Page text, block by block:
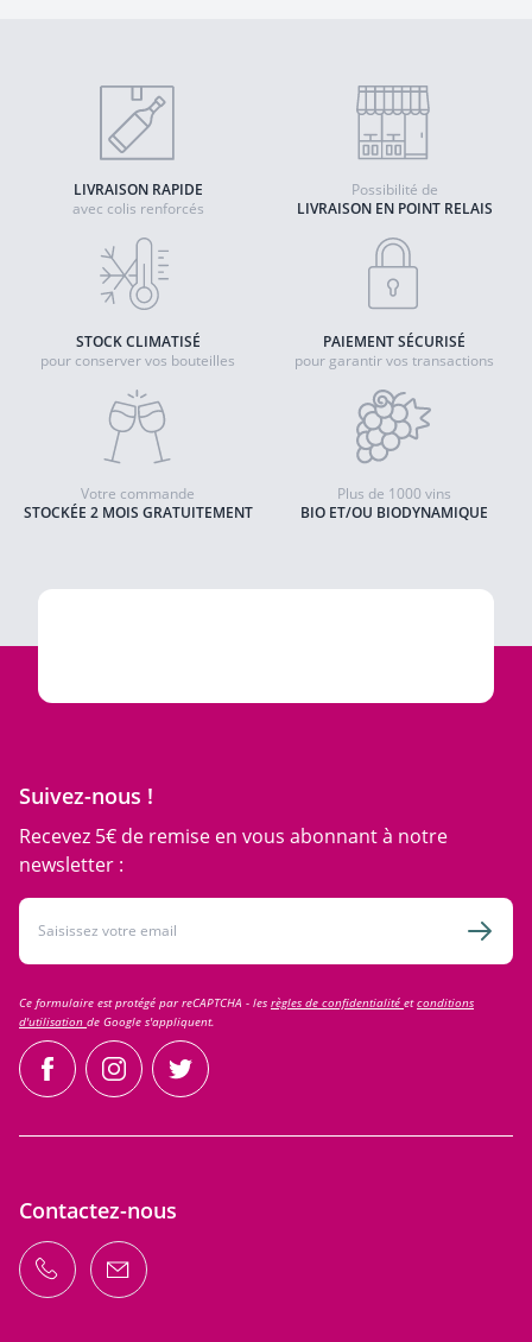
LIVRAISON RAPIDE
avec colis renforcés
LIVRAISON EN POINT RELAIS
Possibilité de
STOCK CLIMATISÉ
pour conserver vos bouteilles
PAIEMENT SÉCURISÉ
pour garantir vos transactions
STOCKÉE 2 MOIS GRATUITEMENT
Votre commande
BIO ET/OU BIODYNAMIQUE
Plus de 1000 vins
Suivez-nous !
Recevez 5€ de remise en vous abonnant à notre
newsletter :
Adresse email
Ce formulaire est protégé par reCAPTCHA - les règles de confidentialité etconditions
d'utilisation de Google s'appliquent.
facebookinstagramtwitter
Contactez-nous